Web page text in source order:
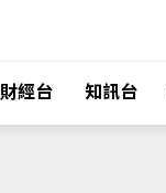
財經台 知訊台